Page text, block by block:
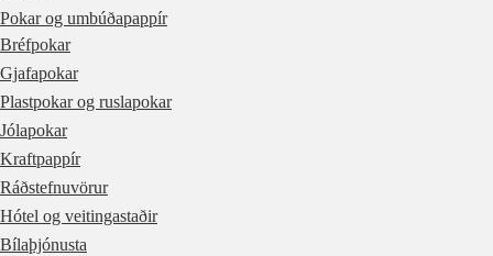
Pokar og umbúðapappír
Bréfpokar
Gjafapokar
Plastpokar og ruslapokar
Jólapokar
Kraftpappír
Ráðstefnuvörur
Hótel og veitingastaðir
Bílaþjónusta